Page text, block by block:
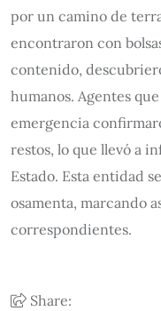
por un camino de
encontraron con
contenido,
humanos. Agentes
emergencia
restos, lo que llevó a
Estado. Esta entidad
osamenta, marcando
correspondientes.
Share: